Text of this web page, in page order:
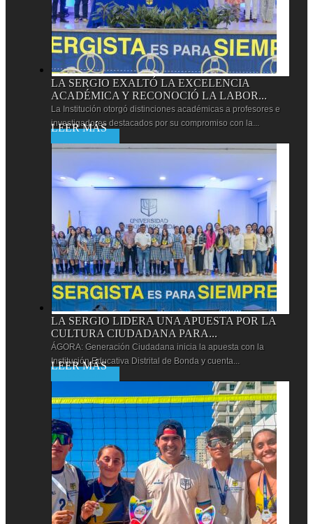
LA SERGIO EXALTÓ LA EXCELENCIA
ACADÉMICA Y RECONOCIÓ LA LABOR...
La Institución otorgó distinciones académicas a profesores e
investigadores destacados por su compromiso con la...
LA SERGIO LIDERA UNA APUESTA POR LA
CULTURA CIUDADANA PARA...
ÁGORA: Generación Ciudadana inicia la apuesta con la
Institución Educativa Distrital de Bonda y cuenta...